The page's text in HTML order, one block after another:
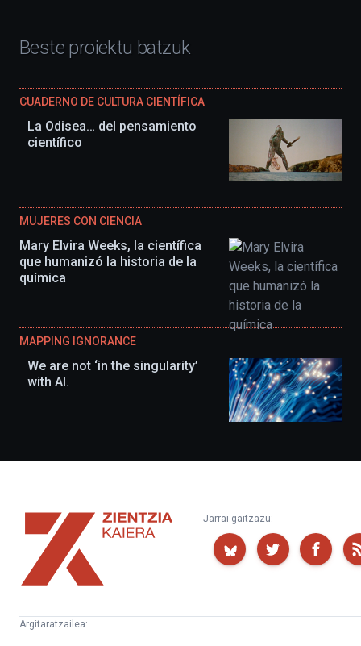
Beste proiektu batzuk
CUADERNO DE CULTURA CIENTÍFICA
La Odisea… del pensamiento
científico
MUJERES CON CIENCIA
Mary Elvira Weeks, la científica
que humanizó la historia de la
química
MAPPING IGNORANCE
We are not ‘in the singularity’
with AI.
Zientzia
Kaiera
Jarrai gaitzazu:
Argitaratzailea: